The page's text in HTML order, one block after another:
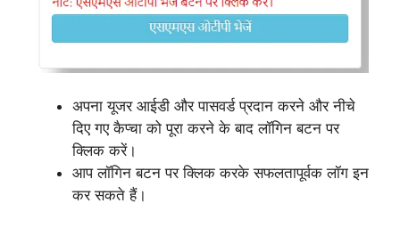
अपना यूजर आईडी और पासवर्ड प्रदान करने और नीचे
दिए गए कैप्चा को पूरा करने के बाद लॉगिन बटन पर
क्लिक करें।
आप लॉगिन बटन पर क्लिक करके सफलतापूर्वक लॉग इन
कर सकते हैं।